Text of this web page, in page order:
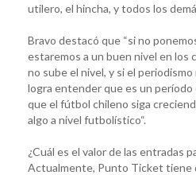
utilero, el hincha, y todos los
Bravo destacó que “si no
estaremos a un buen nivel en los
no sube el nivel, y si el
logra entender que es un
que el fútbol chileno siga
algo a nivel futbolístico“.
¿Cuál es el valor de las entradas
Actualmente, Punto Ticket tiene